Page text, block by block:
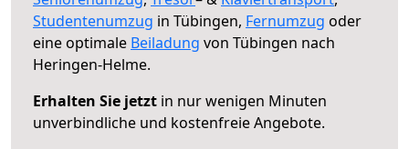
Studentenumzug in Tübingen, Fernumzug oder
eine optimale Beiladung von Tübingen nach
Heringen-Helme.
Erhalten Sie jetzt in nur wenigen Minuten
unverbindliche und kostenfreie Angebote.